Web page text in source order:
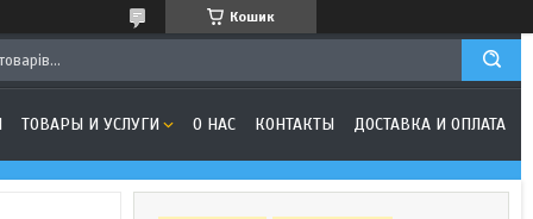
Кошик
ТОВАРЫ И УСЛУГИ О НАС КОНТАКТЫ ДОСТАВКА И ОПЛАТА